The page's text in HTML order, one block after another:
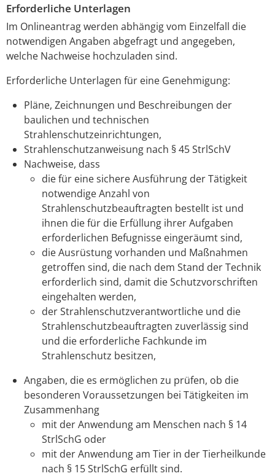
Erforderliche Unterlagen
Im Onlineantrag werden abhängig vom Einzelfall die
notwendigen Angaben abgefragt und angegeben,
welche Nachweise hochzuladen sind.
Erforderliche Unterlagen für eine Genehmigung:
Pläne, Zeichnungen und Beschreibungen der
baulichen und technischen
Strahlenschutzeinrichtungen,
Strahlenschutzanweisung nach § 45 StrlSchV
Nachweise, dass
die für eine sichere Ausführung der Tätigkeit
notwendige Anzahl von
Strahlenschutzbeauftragten bestellt ist und
ihnen die für die Erfüllung ihrer Aufgaben
erforderlichen Befugnisse eingeräumt sind,
die Ausrüstung vorhanden und Maßnahmen
getroffen sind, die nach dem Stand der Technik
erforderlich sind, damit die Schutzvorschriften
eingehalten werden,
der Strahlenschutzverantwortliche und die
Strahlenschutzbeauftragten zuverlässig sind
und die erforderliche Fachkunde im
Strahlenschutz besitzen,
Angaben, die es ermöglichen zu prüfen, ob die
besonderen Voraussetzungen bei Tätigkeiten im
Zusammenhang
mit der Anwendung am Menschen nach § 14
StrlSchG oder
mit der Anwendung am Tier in der Tierheilkunde
nach § 15 StrlSchG erfüllt sind.